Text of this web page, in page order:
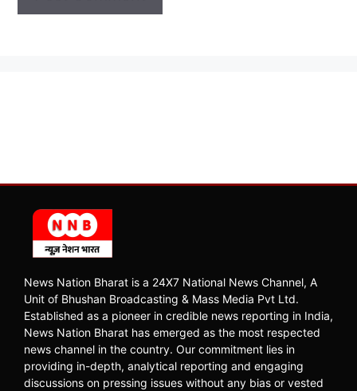
News Nation Bharat is a 24X7 National News Channel, A
Unit of Bhushan Broadcasting & Mass Media Pvt Ltd.
Established as a pioneer in credible news reporting in India,
News Nation Bharat has emerged as the most respected
news channel in the country. Our commitment lies in
providing in-depth, analytical reporting and engaging
discussions on pressing issues without any bias or vested